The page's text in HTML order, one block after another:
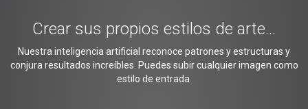
Crear sus propios estilos de arte…
Nuestra inteligencia artificial reconoce patrones y estructuras y
conjura resultados increíbles. Puedes subir cualquier imagen como
estilo de entrada.